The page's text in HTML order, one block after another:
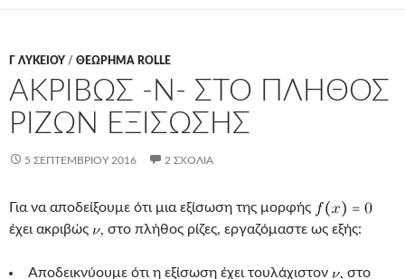
Γ ΛΥΚΕΊΟΥ / ΘΕΩΡΗΜΑ ROLLE
ΑΚΡΙΒΩΣ -N- ΣΤΟ ΠΛΗΘΟΣ
ΡΙΖΩΝ ΕΞΙΣΩΣΗΣ
5 ΣΕΠΤΕΜΒΡΊΟΥ 2016 2 ΣΧΌΛΙΑ
Για να αποδείξουμε ότι μια εξίσωση της μορφής
έχει ακριβώς
στο πλήθος ρίζες, εργαζόμαστε ως εξής:
Αποδεικνύουμε ότι η εξίσωση έχει τουλάχιστον
στο